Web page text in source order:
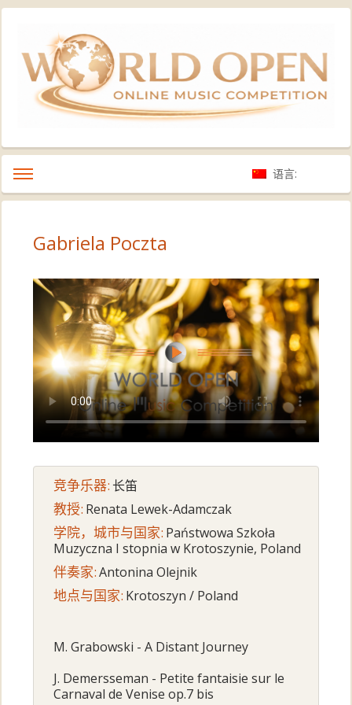
语言:
Gabriela Poczta
竞争乐器: 长笛
教授: Renata Lewek-Adamczak
学院，城市与国家: Państwowa Szkoła
Muzyczna I stopnia w Krotoszynie, Poland
伴奏家:Antonina Olejnik
地点与国家: Krotoszyn / Poland
M. Grabowski - A Distant Journey
J. Demersseman - Petite fantaisie sur le
Carnaval de Venise op.7 bis